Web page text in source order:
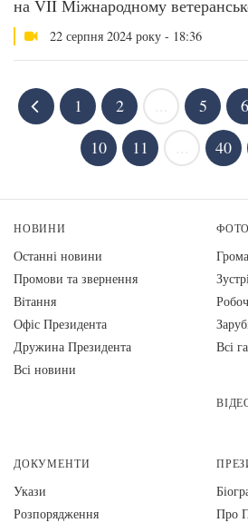
на VII Міжнародному
22 серпня 2024 року - 18:36
1 2 5 6
10
11 40
НОВИНИ
Останні новини
Промови та звернення
Вiтання
Офіс Президента
Дружина Президента
Всі новини
ФОТО
Всі
ДОКУМЕНТИ
Укази
Розпорядження
Про